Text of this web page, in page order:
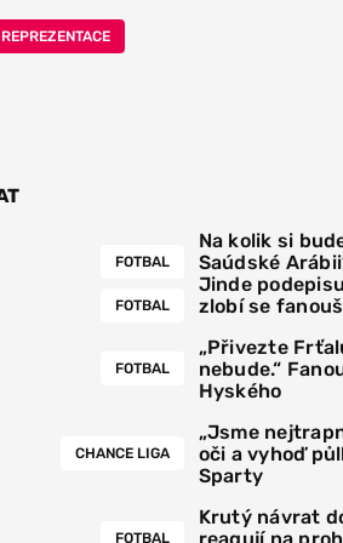
FOTBAL
Na kolik si
Saúdské
FOTBAL
Jinde
zlobí se
FOTBAL
„Přivezte
nebude.“
Hyského
CHANCE LIGA
„Jsme
oči a vyhoď
Sparty
FOTBAL
Krutý návrat